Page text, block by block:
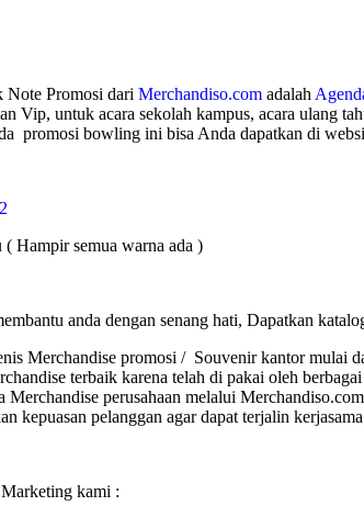
Note Promosi dari Merchandiso.com adalah
Vip, untuk acara sekolah kampus, acara ulang
promosi bowling ini bisa Anda dapatkan di
Hampir semua warna ada )
anda dengan senang hati, Dapatkan
Merchandise promosi / Souvenir kantor mulai
terbaik karena telah di pakai oleh
Merchandise perusahaan melalui
kepuasan pelanggan agar dapat terjalin
kami :